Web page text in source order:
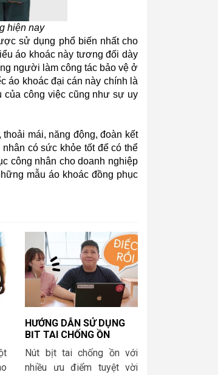
hiện nay
sử dụng phổ biến nhất cho
áo khoác này tương đối dày
người làm công tác bảo vệ ở
áo khoác đại cán này chính là
công việc cũng như sự uy
mái, năng động, đoàn kết
có sức khỏe tốt để có thể
công nhân cho doanh nghiệp
mẫu áo khoác đồng phục
HƯỚNG DẪN SỬ DỤNG
BỊT TAI CHỐNG ỒN
ĐÚNG CÁCH
Nút bịt tai chống ồn với
nhiều ưu điểm tuyệt vời